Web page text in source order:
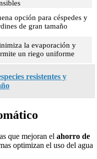
opción para céspedes y
de gran tamaño
la evaporación y
un riego uniforme
resistentes y
que mejoran el ahorro de
optimizan el uso del agua